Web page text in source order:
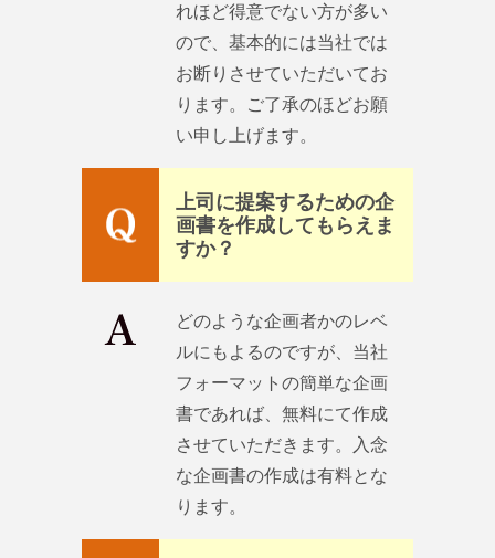
れほど得意でない方が多い
ので、基本的には当社では
お断りさせていただいてお
ります。ご了承のほどお願
い申し上げます。
上司に提案するための企
画書を作成してもらえま
すか？
どのような企画者かのレベ
ルにもよるのですが、当社
フォーマットの簡単な企画
書であれば、無料にて作成
させていただきます。入念
な企画書の作成は有料とな
ります。